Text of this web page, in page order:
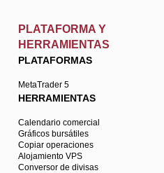
PLATAFORMA Y
HERRAMIENTAS
PLATAFORMAS
MetaTrader 5
HERRAMIENTAS
Calendario comercial
Gráficos bursátiles
Copiar operaciones
Alojamiento VPS
Conversor de divisas